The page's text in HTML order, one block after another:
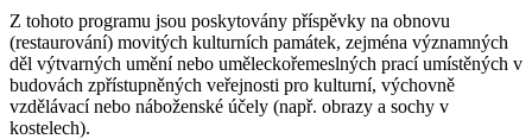
Z tohoto programu jsou poskytovány příspěvky na obnovu
(restaurování) movitých kulturních památek, zejména významných
děl výtvarných umění nebo uměleckořemeslných prací umístěných v
budovách zpřístupněných veřejnosti pro kulturní, výchovně
vzdělávací nebo náboženské účely (např. obrazy a sochy v
kostelech).